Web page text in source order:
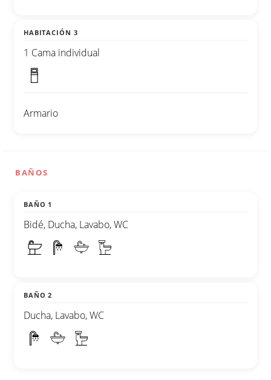
HABITACIÓN 3
1 Cama individual
Armario
BAÑOS
BAÑO 1
Bidé, Ducha, Lavabo, WC
BAÑO 2
Ducha, Lavabo, WC